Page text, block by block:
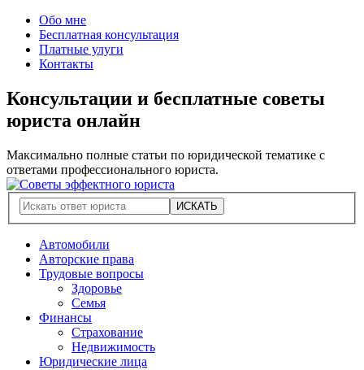
Обо мне
Бесплатная консультация
Платные улуги
Контакты
Консультации и бесплатные советы
юриста онлайн
Максимально полные статьи по юридической тематике с
ответами профессионального юриста.
Автомобили
Авторские права
Трудовые вопросы
Здоровье
Семья
Финансы
Страхование
Недвижимость
Юридические лица